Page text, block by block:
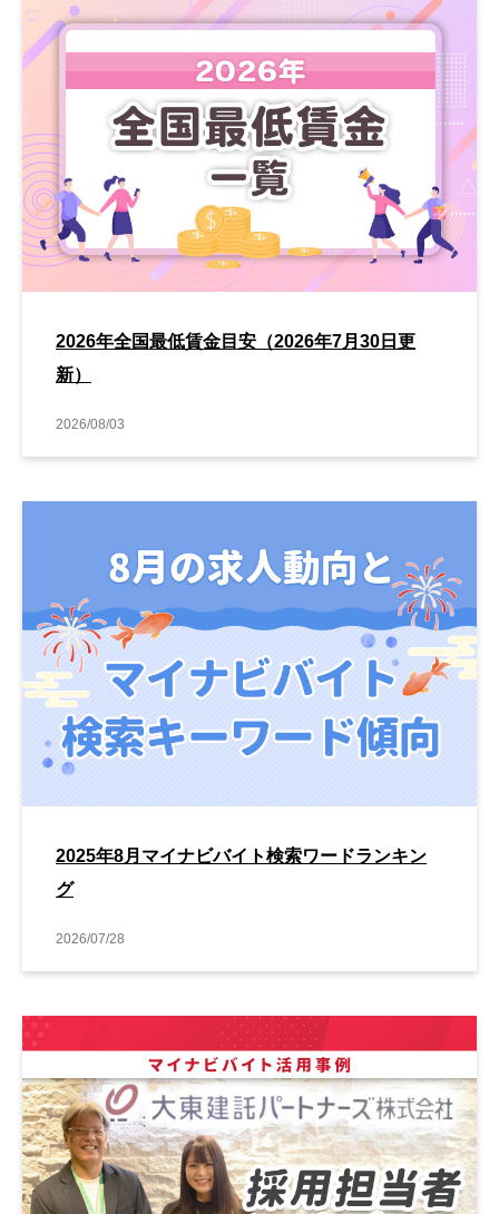
2026年全国最低賃金目安（2026年7月30日更
新）
2026/08/03
2025年8月マイナビバイト検索ワードランキン
グ
2026/07/28